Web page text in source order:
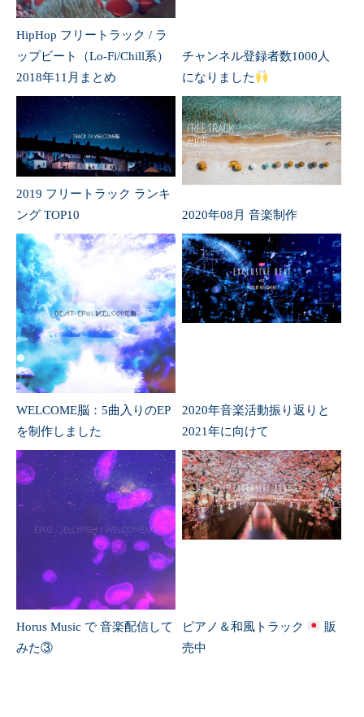
HipHop フリートラック / ラ
ップビート（Lo-Fi/Chill系）
2018年11月まとめ
チャンネル登録者数1000人
になりました
2019 フリートラック ランキ
ング TOP10
2020年08月 音楽制作
WELCOME脳：5曲入りのEP
を制作しました
2020年音楽活動振り返りと
2021年に向けて
Horus Music で 音楽配信して
みた③
ピアノ＆和風トラック
販
売中